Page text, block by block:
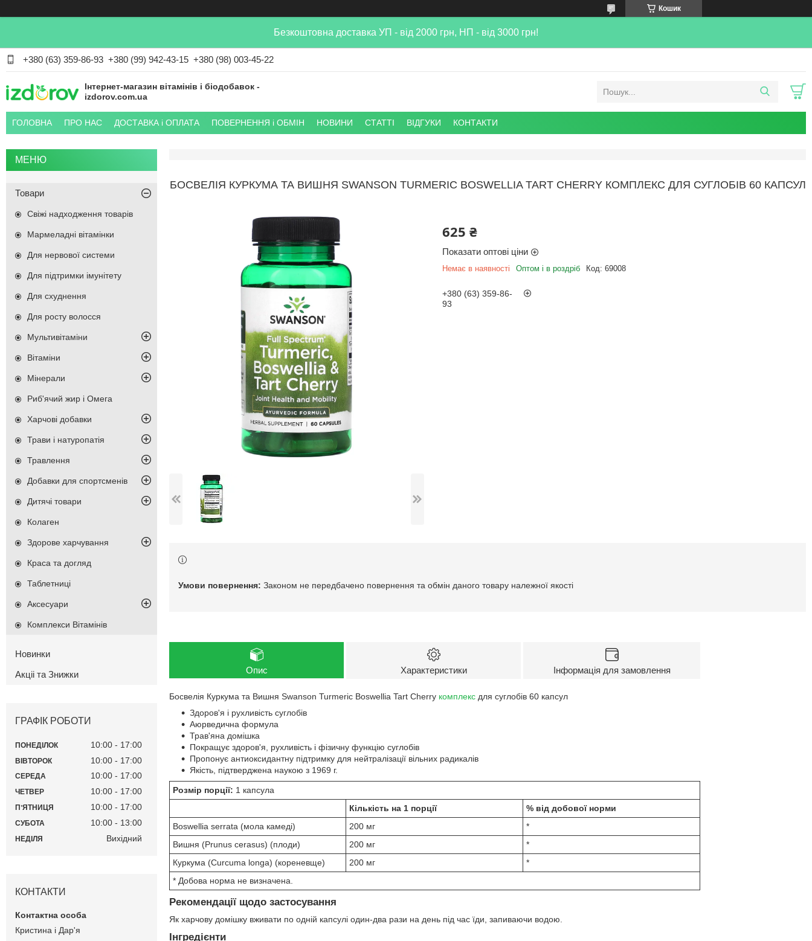
Кошик
Безкоштовна доставка УП - від 2000 грн, НП - від 3000 грн!
+380 (63) 359-86-93 +380 (99) 942-43-15 +380 (98) 003-45-22
Інтернет-магазин вітамінів і біодобавок -
izdorov.com.ua
ГОЛОВНА ПРО НАС ДОСТАВКА і ОПЛАТА ПОВЕРНЕННЯ і ОБМІН НОВИНИ СТАТТІ ВІДГУКИ КОНТАКТИ
БОСВЕЛІЯ КУРКУМА ТА ВИШНЯ SWANSON TURMERIC BOSWELLIA TART CHERRY КОМПЛЕКС ДЛЯ СУГЛОБІВ 60 КАПСУЛ
625 ₴
Показати оптові ціни
Немає в наявності Оптом і в роздріб Код: 69008
+380 (63) 359-86-
93
Законом не передбачено повернення та обмін даного товару належної якості
Опис Характеристики Інформація для замовлення
Босвелія Куркума та Вишня Swanson Turmeric Boswellia Tart Cherry комплекс для суглобів 60 капсул
Здоров'я і рухливість суглобів
Аюрведична формула
Трав'яна домішка
Покращує здоров'я, рухливість і фізичну функцію суглобів
Пропонує антиоксидантну підтримку для нейтралізації вільних радикалів
Якість, підтверджена наукою з 1969 г.
Розмір порції: 1 капсула
Кількість на 1 порції
% від добової норми
Boswellia serrata (мола камеді)
200 мг
*
Вишня (Prunus cerasus) (плоди)
200 мг
*
Куркума (Curcuma longa) (кореневще)
200 мг
*
* Добова норма не визначена.
Рекомендації щодо застосування
Як харчову домішку вживати по одній капсулі один-два рази на день під час їди, запиваючи водою.
Інгредієнти
Товари
Свіжі надходження товарів
Мармеладні вітамінки
Для нервової системи
Для підтримки імунітету
Для схуднення
Для росту волосся
Мультивітаміни
Вітаміни
Мінерали
Риб'ячий жир і Омега
Харчові добавки
Трави і натуропатія
Травлення
Добавки для спортсменів
Дитячі товари
Колаген
Здорове харчування
Краса та догляд
Таблетниці
Аксесуари
Комплекси Вітамінів
Новинки
Акціі та Знижки
ГРАФІК РОБОТИ
ПОНЕДІЛОК 10:00 17:00
ВІВТОРОК 10:00 17:00
СЕРЕДА 10:00 17:00
ЧЕТВЕР 10:00 17:00
ПʼЯТНИЦЯ 10:00 17:00
СУБОТА 10:00 13:00
НЕДІЛЯ Вихідний
КОНТАКТИ
Кристина і Дар'я